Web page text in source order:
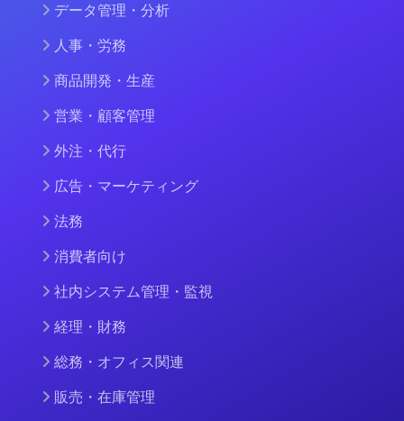
データ管理・分析
人事・労務
商品開発・生産
営業・顧客管理
外注・代行
広告・マーケティング
法務
消費者向け
社内システム管理・監視
経理・財務
総務・オフィス関連
販売・在庫管理